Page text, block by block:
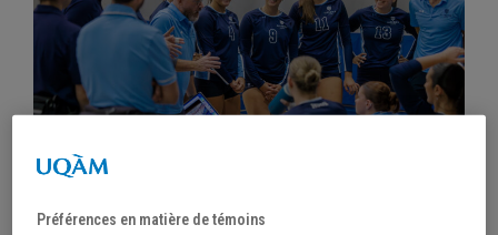
/15 avril 2025
Préférences en matière de témoins